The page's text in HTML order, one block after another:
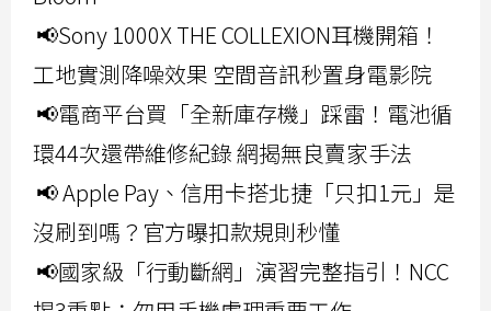
📢Sony 1000X THE COLLEXION耳機開箱！
工地實測降噪效果 空間音訊秒置身電影院
📢電商平台買「全新庫存機」踩雷！電池循
環44次還帶維修紀錄 網揭無良賣家手法
📢 Apple Pay、信用卡搭北捷「只扣1元」是
沒刷到嗎？官方曝扣款規則秒懂
📢國家級「行動斷網」演習完整指引！NCC